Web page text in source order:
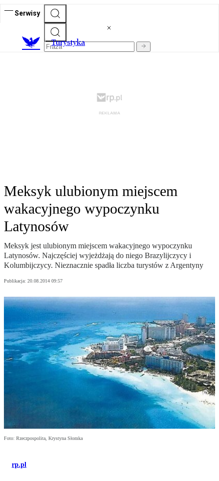
Serwisy
Turystyka
Meksyk ulubionym miejscem
wakacyjnego wypoczynku
Latynosów
Meksyk jest ulubionym miejscem wakacyjnego wypoczynku
Latynosów. Najczęściej wyjeżdżają do niego Brazylijczycy i
Kolumbijczycy. Nieznacznie spadła liczba turystów z Argentyny
Publikacja: 20.08.2014 09:57
Foto: Rzeczpospolita, Krystyna Słomka
rp.pl